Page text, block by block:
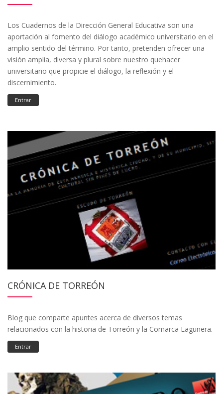
Los Cuadernos de la Dirección General Educativa son una
aportación al fomento del diálogo académico universitario en el
amplio sentido del término. Por tanto, pretenden ofrecer una
visión amplia, diversa y plural sobre nuestro quehacer
universitario que propicie el diálogo, la reflexión y el
discernimiento.
Entrar
CRÓNICA DE TORREÓN
Blog que comparte apuntes acerca de diversos temas
relacionados con la historia de Torreón y la Comarca Lagunera.
Entrar